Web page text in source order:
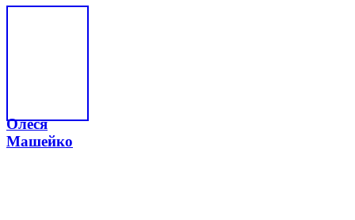
Олеся
Машейко